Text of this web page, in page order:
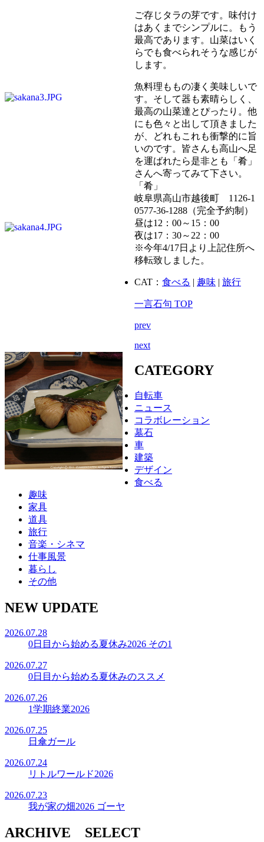
ご存じタラの芽です。味付け
はあくまでシンプルに。もう
最高であります。山菜はいく
らでも食べられそうな感じが
します。
魚料理ももの凄く美味しいで
す。そして器も素晴らしく、
最高の山菜達とぴったり。他
にも色々と出して頂きました
が、どれもこれも衝撃的に旨
いのです。皆さんも高山へ足
を運ばれたら是非とも「肴」
さんへ寄ってみて下さい。
「肴」
岐阜県高山市越後町 1126-1
0577-36-1288（完全予約制）
昼は12：00～15：00
夜は17：30～22：00
※今年4/17日より上記住所へ
移転致しました。
CAT： 食べる | 趣味 | 旅行
一言石句 TOP
prev
next
CATEGORY
自転車
ニュース
コラボレーション
墓石
車
建築
デザイン
食べる
趣味
家具
道具
旅行
音楽・シネマ
仕事風景
暮らし
その他
NEW UPDATE
2026.07.28
0日目から始める夏休み2026 その1
2026.07.27
0日目から始める夏休みのススメ
2026.07.26
1学期終業2026
2026.07.25
日傘ガール
2026.07.24
リトルワールド2026
2026.07.23
我が家の畑2026 ゴーヤ
ARCHIVE SELECT